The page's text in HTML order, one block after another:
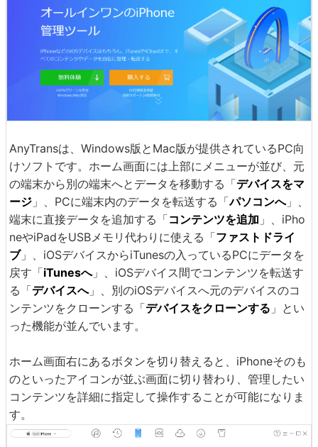
AnyTransは、Windows版とMac版が提供されているPC向
けソフトです。ホーム画面には上部にメニューが並び、元
の端末から別の端末へとデータを移動する「デバイスをマ
ージ 」、PCに端末内のデータを転送する「パソコンへ」、
端末に直接データを追加する「コンテンツを追加 」、iPho
neやiPadをUSBメモリ代わりに使える「ファストドライ
ブ」、iOSデバイスからiTunesの入っているPCにデータを
戻す「iTunesへ」、iOSデバイス間でコンテンツを転送す
る「デバイスへ」、別のiOSデバイスへ元のデバイスのコ
ンテンツをクローンする「デバイスをクローンする 」とい
った機能が並んでいます。
ホーム画面右にあるボタンを切り替えると、iPhoneそのも
のといったアイコンが並ぶ画面に切り替わり、管理したい
コンテンツを詳細に指定して操作することが可能になりま
す。